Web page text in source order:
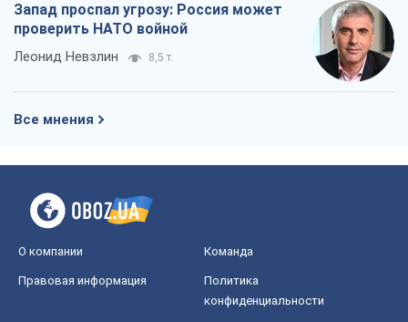
Запад проспал угрозу: Россия может
проверить НАТО войной
Леонид Невзлин 8,5 т.
Все мнения
О компании Команда
Правовая информация
Политика
конфиденциальности